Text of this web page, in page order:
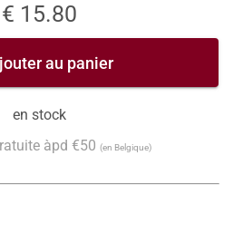
€ 15.80
au panier
en stock
àpd €50 (en Belgique)